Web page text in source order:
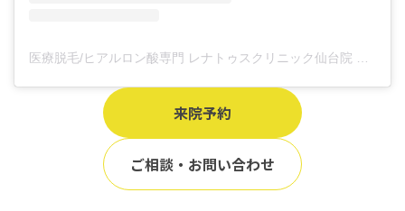
医療脱毛/ヒアルロン酸専門 レナトゥスクリニック仙台院 高橋希(@renaclisendai)がシェアした投稿
来院予約
ご相談・お問い合わせ